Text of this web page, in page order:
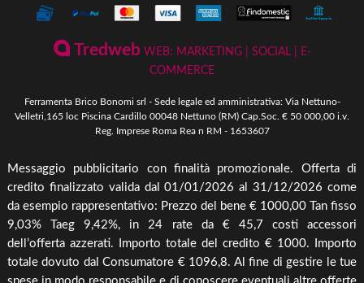
Storia
Ferramenta & Fai Da Te
Giardinaggio
Piscine & Divertimento
Arredo Giardino & Mare
Mangimi & Pet Care
Agricoltura
Irrigazione & Pompe
Riscaldamento & Pannelli solari & Bollitori
Elettronica & illuminazione
Cura piante
Condizioni Generali di Vendita
Pagamenti Disponibili
Spedizione e Imballaggio
Cambio, Resi e Rimborsi
TredwebWEB: MARKETING | SOCIAL | E-
COMMERCE
Ferramenta Brico Bonomi srl - Sede legale ed amministrativa: Via Nettuno-
Velletri,165 loc Piscina Cardillo 00048 Nettuno (RM) Cap.Soc. € 50 000,00 i.v.
Reg. Imprese Roma Rea n RM - 1653607
Messaggio pubblicitario con finalità promozionale. Offerta di
credito finalizzato valida dal 01/01/2026 al 31/12/2026 come
da esempio rappresentativo: Prezzo del bene € 1000,00 Tan fisso
9,03% Taeg 9,42%, in 24 rate da € 45,7 costi accessori
dell’offerta azzerati. Importo totale del credito € 1000. Importo
totale dovuto dal Consumatore € 1096,8. Al fine di gestire le tue